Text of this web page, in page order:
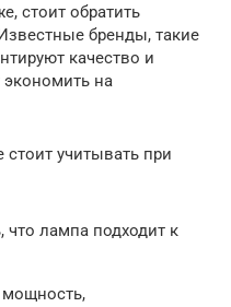
стоит обратить
бренды, такие
качество и
экономить на
учитывать при
что лампа подходит к